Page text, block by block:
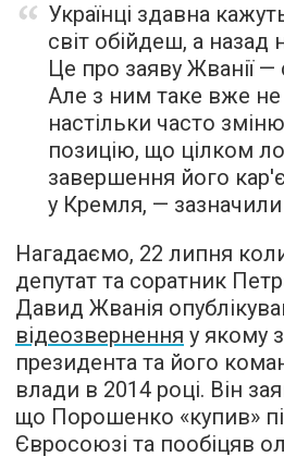
Українці здавна
світ обійдеш, а
Це про заяву Жванії
Але з ним таке вже
настільки часто
позицію, що цілком
завершення його
у Кремля, — зазначили
Нагадаємо, 22 липня
депутат та соратник
Давид Жванія
відеозвернення у якому
президента та його
влади в 2014 році. Він
що Порошенко «купив»
Євросоюзі та пообіцяв